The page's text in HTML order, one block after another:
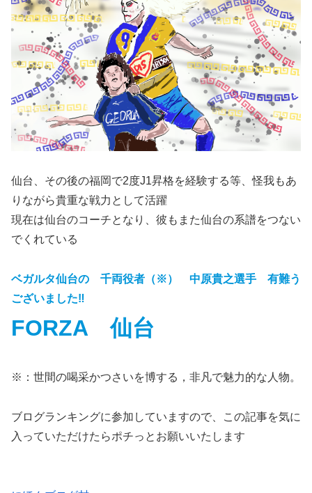
仙台、その後の福岡で2度J1昇格を経験する等、怪我もあ
りながら貴重な戦力として活躍
現在は仙台のコーチとなり、彼もまた仙台の系譜をつない
でくれている
ベガルタ仙台の 千両役者（※） 中原貴之選手 有難う
ございました‼
FORZA 仙台
※：世間の喝采かつさいを博する，非凡で魅力的な人物。
ブログランキングに参加していますので、この記事を気に
入っていただけたらポチっとお願いいたします